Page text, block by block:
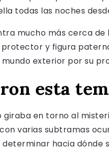
todas las noches
mucho más cerca
y figura
exterior por su
esta
en torno al
varias subtramas
hacia dónde